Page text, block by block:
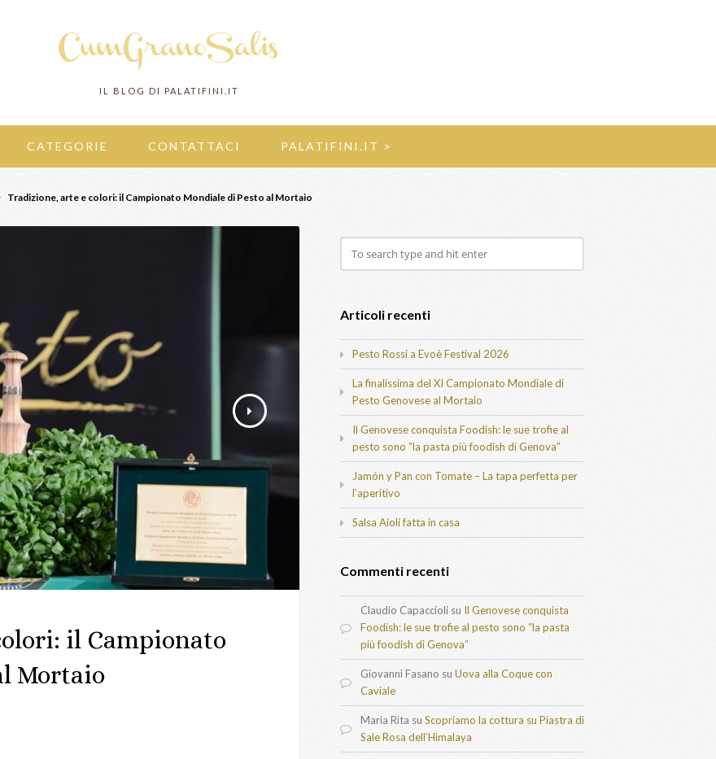
IL BLOG DI PALATIFINI.IT
CATEGORIE CONTATTACI PALATIFINI.IT >
Tradizione, arte e colori: il Campionato Mondiale di Pesto al Mortaio
il Campionato
Mortaio
Articoli recenti
Pesto Rossi a Evoè Festival 2026
La finalissima del XI Campionato Mondiale di
Pesto Genovese al Mortaio
Il Genovese conquista Foodish: le sue trofie al
pesto sono “la pasta più foodish di Genova”
Jamón y Pan con Tomate – La tapa perfetta per
l’aperitivo
Salsa Aioli fatta in casa
Commenti recenti
Claudio Capaccioli su Il Genovese conquista
Foodish: le sue trofie al pesto sono “la pasta
più foodish di Genova”
Giovanni Fasano su Uova alla Coque con
Caviale
Maria Rita su Scopriamo la cottura su Piastra di
Sale Rosa dell’Himalaya